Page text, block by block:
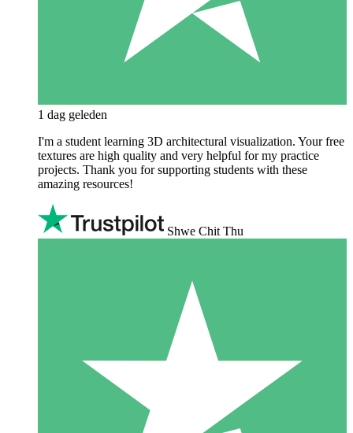
1 dag geleden
I'm a student learning 3D architectural visualization. Your free
textures are high quality and very helpful for my practice
projects. Thank you for supporting students with these
amazing resources!
Shwe Chit Thu